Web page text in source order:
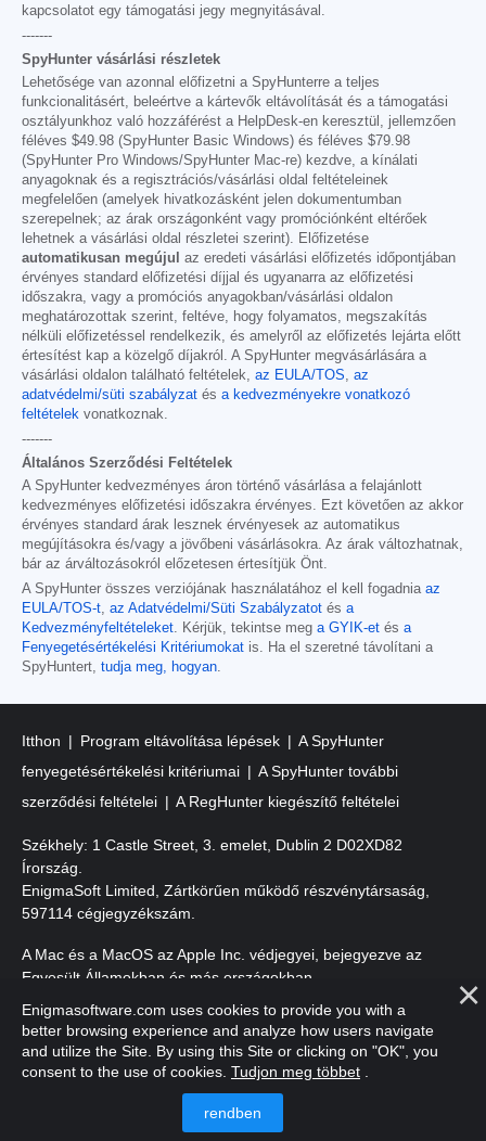
kapcsolatot egy támogatási jegy megnyitásával.
-------
SpyHunter vásárlási részletek
Lehetősége van azonnal előfizetni a SpyHunterre a teljes
funkcionalitásért, beleértve a kártevők eltávolítását és a támogatási
osztályunkhoz való hozzáférést a HelpDesk-en keresztül, jellemzően
féléves $49.98 (SpyHunter Basic Windows) és féléves $79.98
(SpyHunter Pro Windows/SpyHunter Mac-re) kezdve, a kínálati
anyagoknak és a regisztrációs/vásárlási oldal feltételeinek
megfelelően (amelyek hivatkozásként jelen dokumentumban
szerepelnek; az árak országonként vagy promóciónként eltérőek
lehetnek a vásárlási oldal részletei szerint). Előfizetése
automatikusan megújul
az eredeti vásárlási előfizetés időpontjában
érvényes standard előfizetési díjjal és ugyanarra az előfizetési
időszakra, vagy a promóciós anyagokban/vásárlási oldalon
meghatározottak szerint, feltéve, hogy folyamatos, megszakítás
nélküli előfizetéssel rendelkezik, és amelyről az előfizetés lejárta előtt
értesítést kap a közelgő díjakról. A SpyHunter megvásárlására a
vásárlási oldalon található feltételek, az EULA/TOS
az
adatvédelmi/süti szabályzat és a kedvezményekre vonatkozó
feltételek vonatkoznak.
-------
Általános Szerződési Feltételek
A SpyHunter kedvezményes áron történő vásárlása a felajánlott
kedvezményes előfizetési időszakra érvényes. Ezt követően az akkor
érvényes standard árak lesznek érvényesek az automatikus
megújításokra és/vagy a jövőbeni vásárlásokra. Az árak változhatnak,
bár az árváltozásokról előzetesen értesítjük Önt.
A SpyHunter összes verziójának használatához el kell fogadnia az
EULA/TOS-t az Adatvédelmi/Süti Szabályzatot és a
Kedvezményfeltételeket . Kérjük, tekintse meg a GYIK-et és a
Fenyegetésértékelési Kritériumokat is. Ha el szeretné távolítani a
SpyHuntert, tudja meg, hogyan
Itthon Program eltávolítása lépések
A SpyHunter
fenyegetésértékelési kritériumai
A SpyHunter további
szerződési feltételei
A RegHunter kiegészítő feltételei
Székhely: 1 Castle Street, 3. emelet, Dublin 2 D02XD82
Írország.
EnigmaSoft Limited, Zártkörűen működő részvénytársaság,
597114 cégjegyzékszám.
A Mac és a MacOS az Apple Inc. védjegyei, bejegyezve az
Egyesült Államokban és más országokban.
Szerzői jog 2016-2026. EnigmaSoft Ltd. Minden jog fenntartva.
Enigmasoftware.com uses cookies to provide you with a
better browsing experience and analyze how users navigate
and utilize the Site. By using this Site or clicking on "OK", you
consent to the use of cookies. Tudjon meg többet